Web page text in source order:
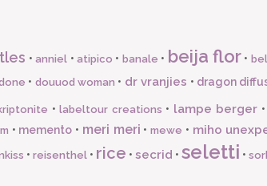
•anniel •atipico • banale • beija flor •
• douuod woman • dr vranjies • dragon
•labeltour creations • lampe berger
• memento • meri meri •mewe • miho
• reisenthel • rice • secrid • seletti •